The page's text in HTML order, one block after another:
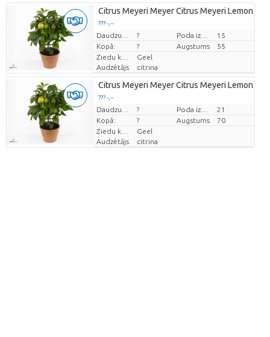
Citrus Meyeri Meyer Citrus Meyeri Lemon On
??? -,--
Cena par vienību
?
15
Kopā:
? Augstums
55
Ziedu krāsas
Geel
Audzētājs
citrina
Citrus Meyeri Meyer Citrus Meyeri Lemon On
??? -,--
Cena par vienību
?
21
Kopā:
? Augstums
70
Ziedu krāsas
Geel
Audzētājs
citrina